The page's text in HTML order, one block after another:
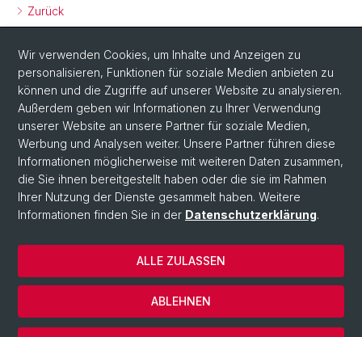
Zurück
Social Media
LinkedIn
© Universität Basel
Wir verwenden Cookies, um Inhalte und Anzeigen zu
personalisieren, Funktionen für soziale Medien anbieten zu
können und die Zugriffe auf unserer Website zu analysieren.
Außerdem geben wir Informationen zu Ihrer Verwendung
unserer Website an unsere Partner für soziale Medien,
Werbung und Analysen weiter. Unsere Partner führen diese
Informationen möglicherweise mit weiteren Daten zusammen,
die Sie ihnen bereitgestellt haben oder die sie im Rahmen
Ihrer Nutzung der Dienste gesammelt haben. Weitere
Informationen finden Sie in der Datenschutzerklärung.
ABLEHNEN
ALLE ZULASSEN